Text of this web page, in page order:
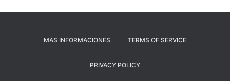
MAS INFORMACIONES TERMS OF SERVICE
PRIVACY POLICY